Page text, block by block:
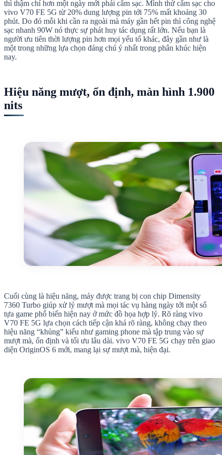
thì thậm chí hơn một ngày mới phải cắm sạc. Mình thử cắm sạc cho
vivo V70 FE 5G từ 20% dung lượng pin tới 75% mất khoảng 30
phút. Do đó mỗi khi cần ra ngoài mà máy gần hết pin thì công nghệ
sạc nhanh 90W nó thực sự phát huy tác dụng rất lớn. Nếu bạn là
người ưu tiên thời lượng pin hơn mọi yếu tố khác, đây gần như là
một trong những lựa chọn đáng chú ý nhất trong phân khúc hiện
nay.
Hiệu năng mượt, ổn định, màn hình 1.900
nits
Cuối cùng là hiệu năng, máy được trang bị con chip Dimensity
7360 Turbo giúp xử lý mượt mà mọi tác vụ hàng ngày tới một số
tựa game phổ biến hiện nay ở mức đồ họa hợp lý. Rõ ràng vivo
V70 FE 5G lựa chọn cách tiếp cận khá rõ ràng, không chạy theo
hiệu năng “khủng” kiểu như gaming phone mà tập trung vào sự
mượt mà, ổn định và tối ưu lâu dài. vivo V70 FE 5G chạy trên giao
diện OriginOS 6 mới, mang lại sự mượt mà, hiện đại.